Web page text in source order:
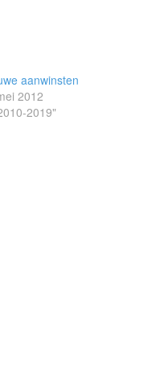
aanwinsten
2012
2019"